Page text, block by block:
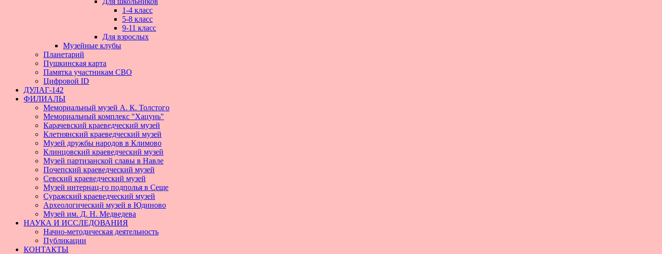
1-4 класс
5-8 класс
9-11 класс
Для взрослых
Музейные клубы
Планетарий
Пушкинская карта
Памятка участникам СВО
Цифровой ID
ДУЛАГ-142
ФИЛИАЛЫ
Мемориальный музей А. К. Толстого
Мемориальный комплекс "Хацунь"
Карачевский краеведческий музей
Клетнянский краеведческий музей
Музей дружбы народов в Климово
Клинцовский краеведческий музей
Музей партизанской славы в Навле
Почепский краеведческий музей
Севский краеведческий музей
Музей интернац-го подполья в Сеще
Суражский краеведческий музей
Археологический музей в Юдиново
Музей им. Д. Н. Медведева
НАУКА И ИССЛЕДОВАНИЯ
Начно-методическая деятельность
Публикации
КОНТАКТЫ